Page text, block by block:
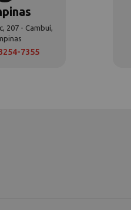
207 - Cambuí,
7355